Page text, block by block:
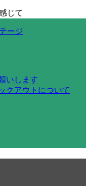
じて
いします
クアウトについて